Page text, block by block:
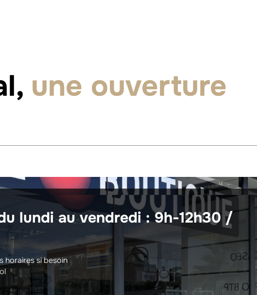
une ouverture
lundi au vendredi : 9h-12h30 /
horaires si besoin